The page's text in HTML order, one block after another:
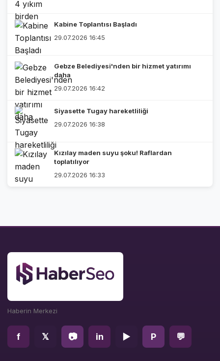
Kabine Toplantısı Başladı
29.07.2026 16:45
Gebze Belediyesi'nden bir hizmet yatırımı
daha
29.07.2026 16:42
Siyasette Tugay hareketliliği
29.07.2026 16:38
Kızılay maden suyu şoku! Raflardan
toplatılıyor
29.07.2026 16:33
Haberin Merkezi
f 𝕏 📷 in ▶ P 💬